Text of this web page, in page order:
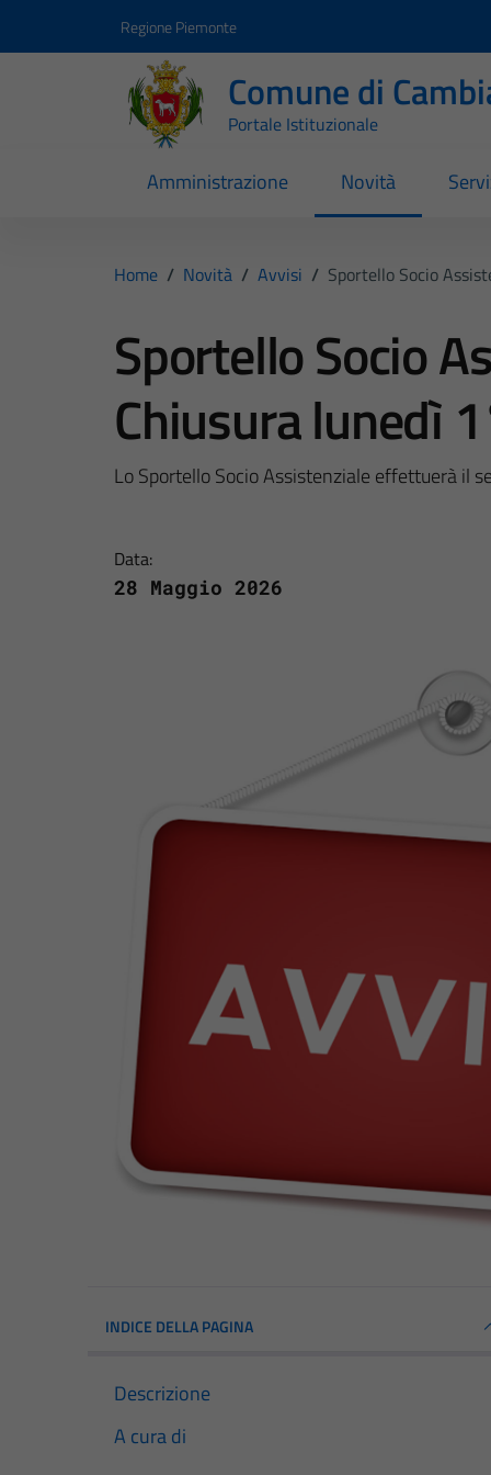
Regione Piemonte
Comune di
Portale Istituzionale
Amministrazione Novità
Home / Novità / Avvisi / Sportello Socio
Sportello Socio
Chiusura lunedì
Lo Sportello Socio Assistenziale effettuerà il
Data:
28 Maggio 2026
INDICE DELLA PAGINA
Descrizione
A cura di